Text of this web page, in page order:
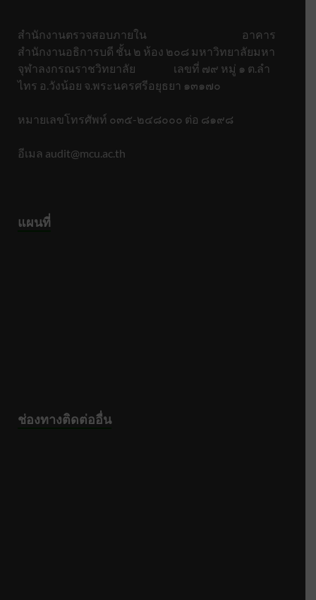
สำนักงานตรวจสอบภายใน อาคาร
สำนักงานอธิการบดี ชั้น ๒ ห้อง ๒๐๘ มหาวิทยาลัยมหา
จุฬาลงกรณราชวิทยาลัย เลขที่ ๗๙ หมู่ ๑ ต.ลำ
ไทร อ.วังน้อย จ.พระนครศรีอยุธยา ๑๓๑๗๐
หมายเลขโทรศัพท์ ๐๓๕-๒๔๘๐๐๐ ต่อ ๘๑๙๘
อีเมล audit@mcu.ac.th
แผนที่
ช่องทางติดต่ออื่น